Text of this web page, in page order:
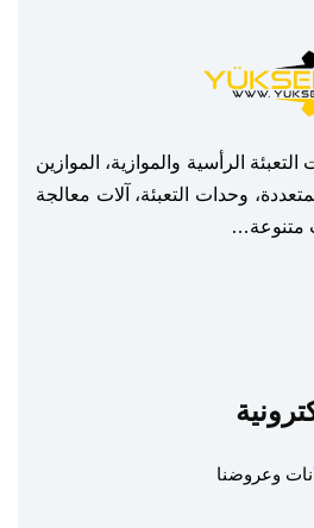
نقدم آلات التعبئة الرأسية والموازية، الموازين
وحدات التعبئة، آلات معالجة
متنوعة…
وعروضنا